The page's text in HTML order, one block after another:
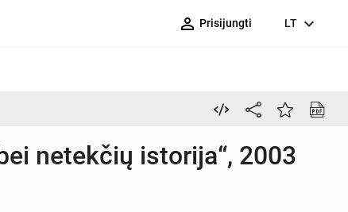
person_outline Prisijungti LT expand_more
netekčių istorija“, 2003